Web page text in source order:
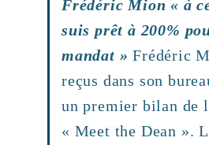
Frédéric Mion« à
suis prêt à 200%
mandat » Frédéric
reçus dans son
un premier bilan de
« Meet the Dean ».